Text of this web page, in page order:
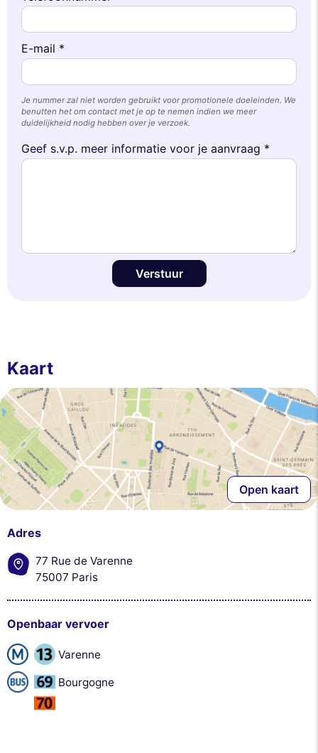
E-mail *
Je nummer zal niet worden gebruikt voor promotionele doeleinden. We
benutten het om contact met je op te nemen indien we meer
duidelijkheid nodig hebben over je verzoek.
Geef s.v.p. meer informatie voor je aanvraag *
Verstuur
Kaart
Open kaart
Adres
77 Rue de Varenne
75007 Paris
Openbaar vervoer
Varenne
Bourgogne